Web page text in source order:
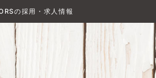
の採用・求人情報